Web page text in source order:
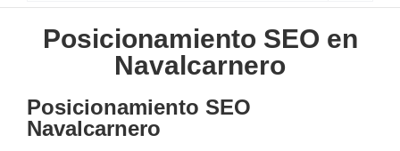
Posicionamiento SEO en
Navalcarnero
Posicionamiento SEO
Navalcarnero